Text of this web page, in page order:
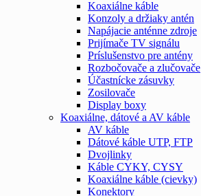
Koaxiálne káble
Konzoly a držiaky antén
Napájacie anténne zdroje
Prijímače TV signálu
Príslušenstvo pre antény
Rozbočovače a zlučovače
Účastnícke zásuvky
Zosilovače
Display boxy
Koaxiálne, dátové a AV káble
AV káble
Dátové káble UTP, FTP
Dvojlinky
Káble CYKY, CYSY
Koaxiálne káble (cievky)
Konektory